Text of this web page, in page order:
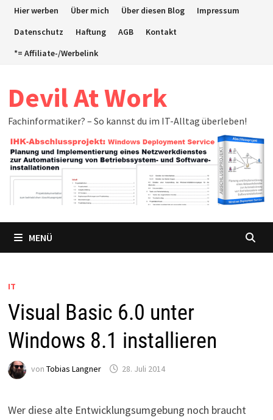
ZumHier werben Über mich Über diesen Blog
Impressum
Datenschutz
Haftung AGB
Kontakt
*= Affiliate-/Werbelink
Devil At Work
Fachinformatiker? – So kannst du im IT-Alltag überleben!
MENÜ
IT
Visual Basic 6.0 unter
Windows 8.1 installieren
von Tobias Langner 28. Juli 2014
Wer diese alte Entwicklungsumgebung noch braucht